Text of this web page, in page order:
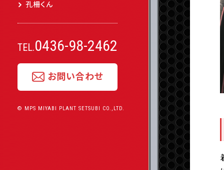
孔柵くん
TEL.0436-98-2462
お問い合わせ
© MPS MIYABI PLANT SETSUBI CO.,LTD.